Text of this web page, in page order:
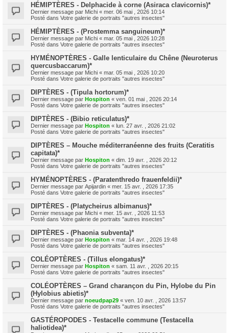
HÉMIPTÈRES - Delphacide à corne (Asiraca clavicornis)*
Dernier message par Michi « mer. 06 mai , 2026 10:14
Posté dans Votre galerie de portraits "autres insectes"
HÉMIPTÈRES - (Prostemma sanguineum)*
Dernier message par Michi « mar. 05 mai , 2026 10:28
Posté dans Votre galerie de portraits "autres insectes"
HYMÉNOPTÈRES - Galle lenticulaire du Chêne (Neuroterus
quercusbaccarum)*
Dernier message par Michi « mar. 05 mai , 2026 10:20
Posté dans Votre galerie de portraits "autres insectes"
DIPTÈRES - (Tipula hortorum)*
Dernier message par Hospiton « ven. 01 mai , 2026 20:14
Posté dans Votre galerie de portraits "autres insectes"
DIPTÈRES - (Bibio reticulatus)*
Dernier message par Hospiton « lun. 27 avr. , 2026 21:02
Posté dans Votre galerie de portraits "autres insectes"
DIPTÈRES – Mouche méditerranéenne des fruits (Ceratitis
capitata)*
Dernier message par Hospiton « dim. 19 avr. , 2026 20:12
Posté dans Votre galerie de portraits "autres insectes"
HYMÉNOPTÈRES - (Paratenthredo frauenfeldii)*
Dernier message par Apijardin « mer. 15 avr. , 2026 17:35
Posté dans Votre galerie de portraits "autres insectes"
DIPTÈRES - (Platycheirus albimanus)*
Dernier message par Michi « mer. 15 avr. , 2026 11:53
Posté dans Votre galerie de portraits "autres insectes"
DIPTÈRES - (Phaonia subventa)*
Dernier message par Hospiton « mar. 14 avr. , 2026 19:48
Posté dans Votre galerie de portraits "autres insectes"
COLÉOPTÈRES - (Tillus elongatus)*
Dernier message par Hospiton « sam. 11 avr. , 2026 20:15
Posté dans Votre galerie de portraits "autres insectes"
COLÉOPTÈRES – Grand charançon du Pin, Hylobe du Pin
(Hylobius abietis)*
Dernier message par noeudpap29 « ven. 10 avr. , 2026 13:57
Posté dans Votre galerie de portraits "autres insectes"
GASTÉROPODES - Testacelle commune (Testacella
haliotidea)*